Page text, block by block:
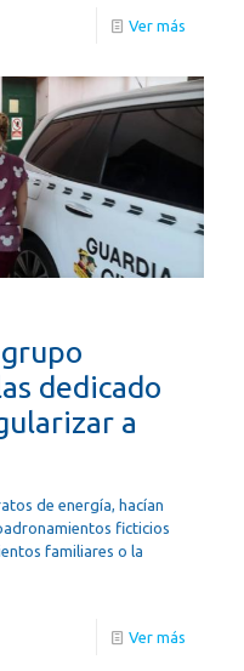
Ver más
dedicado
a
de energía, hacían
ficticios
familiares o la
Ver más